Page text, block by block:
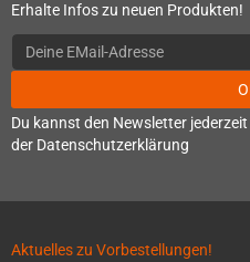
Erhalte Infos zu neuen Produkten!
Du kannst den Newsletter
der Datenschutzerklärung
Aktuelles zu Vorbestellungen!